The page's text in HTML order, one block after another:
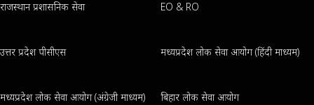
राजस्थान प्रशासनिक सेवा EO & RO
उत्तर प्रदेश पीसीएस मध्यप्रदेश लोक सेवा आयोग (हिंदी माध्यम)
मध्यप्रदेश लोक सेवा आयोग (अंग्रेजी माध्यम) बिहार लोक सेवा आयोग